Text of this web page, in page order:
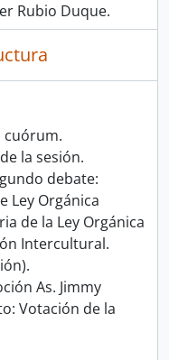
Rubio Duque.
cuórum.
la sesión.
debate:
Ley Orgánica
de la Ley Orgánica
Intercultural.
As. Jimmy
Votación de la